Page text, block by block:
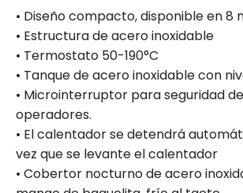
• Diseño compacto, disponible en 8
• Estructura de acero inoxidable
• Termostato 50-190°C
• Tanque de acero inoxidable con
• Microinterruptor para seguridad
operadores.
• El calentador se detendrá
vez que se levante el calentador
• Cobertor nocturno de acero